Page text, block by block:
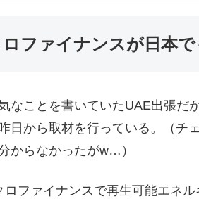
ファイナンスが日本で
ことを書いていたUAE出張だ
日から取材を行っている。（チ
からなかったがw…）
ファイナンスで再生可能エネル